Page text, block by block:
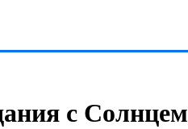
с Солнцем